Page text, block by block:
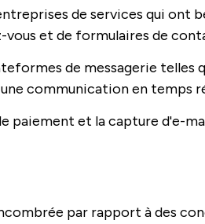
de services qui ont
vous et de formulaires de
de messagerie telles
communication en temps
paiement et la capture d'e-
par rapport à des